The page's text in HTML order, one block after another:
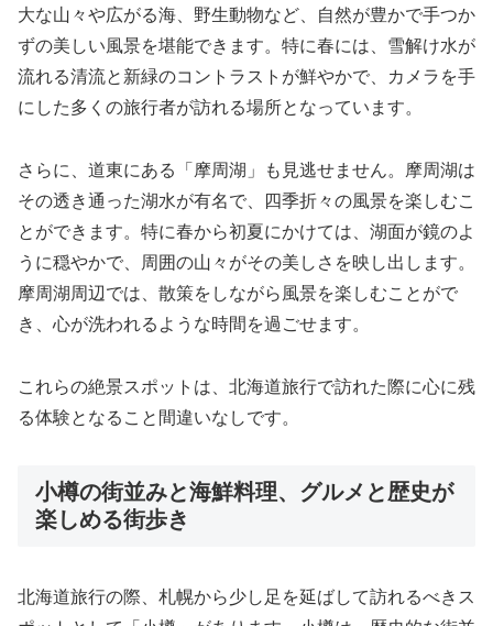
大な山々や広がる海、野生動物など、自然が豊かで手つか
ずの美しい風景を堪能できます。特に春には、雪解け水が
流れる清流と新緑のコントラストが鮮やかで、カメラを手
にした多くの旅行者が訪れる場所となっています。
さらに、道東にある「摩周湖」も見逃せません。摩周湖は
その透き通った湖水が有名で、四季折々の風景を楽しむこ
とができます。特に春から初夏にかけては、湖面が鏡のよ
うに穏やかで、周囲の山々がその美しさを映し出します。
摩周湖周辺では、散策をしながら風景を楽しむことがで
き、心が洗われるような時間を過ごせます。
これらの絶景スポットは、北海道旅行で訪れた際に心に残
る体験となること間違いなしです。
小樽の街並みと海鮮料理、グルメと歴史が
楽しめる街歩き
北海道旅行の際、札幌から少し足を延ばして訪れるべきス